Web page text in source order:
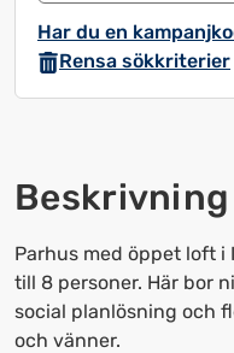
kalendern
och
välja
Tryck
på
frågetecknet
för
att
få
Har du en
Rensa sökkriterier
Beskrivning
Parhus med öppet loft
till 8 personer. Här bor
social planlösning och
och vänner.